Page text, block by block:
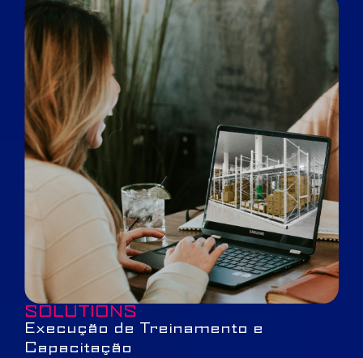
SOLUTIONS
Execução de Treinamento e
Capacitação